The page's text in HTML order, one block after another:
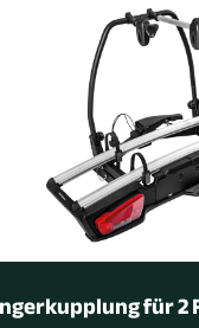
für 2